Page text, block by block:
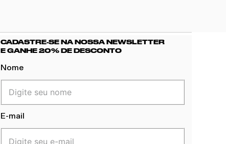
CADASTRE-SE NA NOSSA NEWSLETTER
E GANHE 20% DE DESCONTO
Nome
E-mail